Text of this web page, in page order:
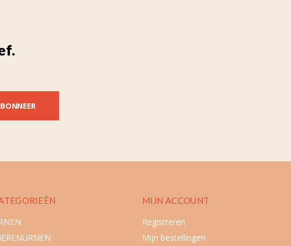
MIJN ACCOUNT
Registreren
Mijn bestellingen